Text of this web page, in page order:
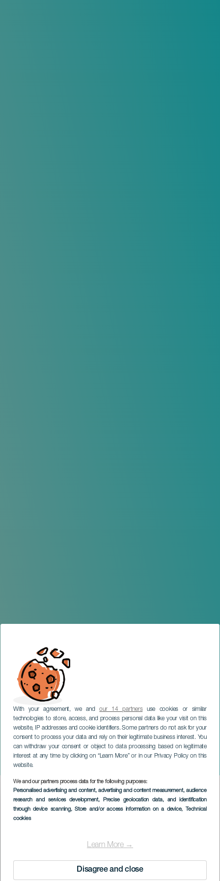
With your agreement, we andour 14 partnersuse cookies or similar
technologies to store, access, and process personal data like your visit on this
website, IP addresses and cookie identifiers. Some partners do not ask for your
consent to process your data and rely on their legitimate business interest. You
can withdraw your consent or object to data processing based on legitimate
interest at any time by clicking on “Learn More” or in our Privacy Policy on this
website.
We and our partners process data for the following purposes:
Personalised advertising and content, advertising and content measurement, audience
research and services development, Precise geolocation data, and identification
through device scanning, Store and/or access information on a device, Technical
cookies
Learn More →
Disagree and close
DES.- (desestructurados)
GRAN CANARIA
Imagen
Listado